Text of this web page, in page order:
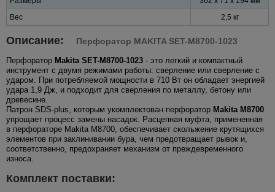
Вес
2,5 кг
Описание: Перфоратор MAKITA SET-M8700-1023
Перфоратор Makita SET-M8700-1023 - это легкий и компактный
инструмент с двумя режимами работы: сверление или сверление с
ударом. При потребляемой мощности в 710 Вт он обладает энергией
удара 1,9 Дж, и подходит для сверления по металлу, бетону или
древесине.
Патрон SDS-plus, которым укомплектован перфоратор Makita M8700
упрощает процесс замены насадок. Расцепная муфта, примененная
в перфораторе Makita M8700, обеспечивает скольжение крутящихся
элементов при заклинивании бура, чем предотвращает рывок и,
соответственно, предохраняет механизм от преждевременного
износа.
Комплект поставки: